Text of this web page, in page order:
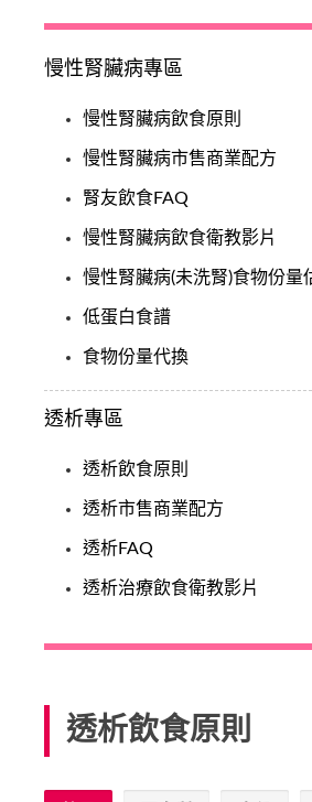
慢性腎臟病專區
慢性腎臟病飲食原則
慢性腎臟病市售商業配方
腎友飲食FAQ
慢性腎臟病飲食衛教影片
慢性腎臟病(未洗腎)食物份量
低蛋白食譜
食物份量代換
透析專區
透析飲食原則
透析市售商業配方
透析FAQ
透析治療飲食衛教影片
透析飲食原則